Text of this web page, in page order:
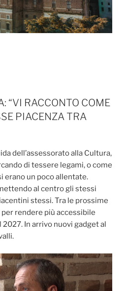
“VI RACCONTO COME
PIACENZA TRA
dell’assessorato alla Cultura,
di tessere legami, o come
erano un poco allentate.
al centro gli stessi
stessi. Tra le prossime
rendere più accessibile
2027. In arrivo nuovi gadget al